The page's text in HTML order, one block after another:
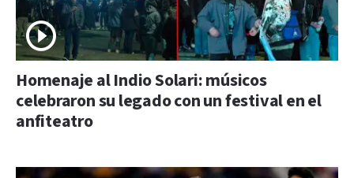
Homenaje al Indio Solari: músicos
celebraron su legado con un festival en el
anfiteatro